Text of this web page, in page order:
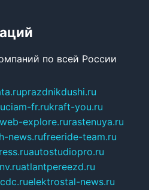
по всей России
prazdnikdushi.ru
ciam-fr.rukraft-you.ru
web-explore.rurastenuya.ru
news.rufreeride-team.ru
autostudiopro.ru
atlantpereezd.ru
elektrostal-news.ru